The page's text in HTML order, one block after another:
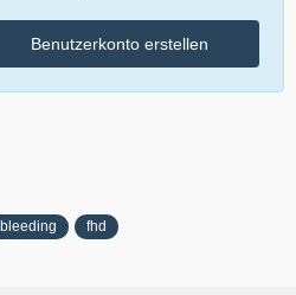
Benutzerkonto erstellen
bleeding fhd